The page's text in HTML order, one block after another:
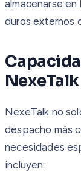
almacenarse en
duros externos
NexeTalk
NexeTalk no
despacho más
necesidades
incluyen: